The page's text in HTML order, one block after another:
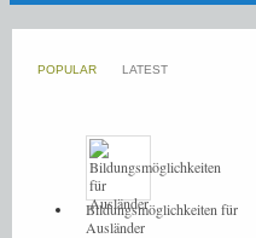
POPULAR LATEST
Bildungsmöglichkeiten für
Ausländer